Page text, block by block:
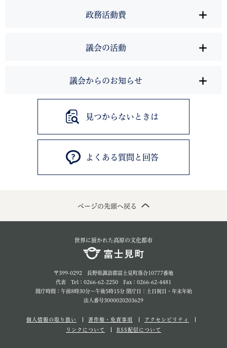
政務活動費
議会の活動
議会からのお知らせ
見つからないときは
よくある質問と回答
ページの先頭へ戻る
世界に展かれた高原の文化都市
〒399-0292 長野県諏訪郡富士見町落合10777番地
代表 Tel：0266-62-2250 Fax：0266-62-4481
開庁時間：午前8時30分～午後5時15分 閉庁日：土日祝日・年末年始
法人番号3000020203629
個人情報の取り扱い 著作権・免責事項
アクセシビリティ
リンクについて
RSS配信について